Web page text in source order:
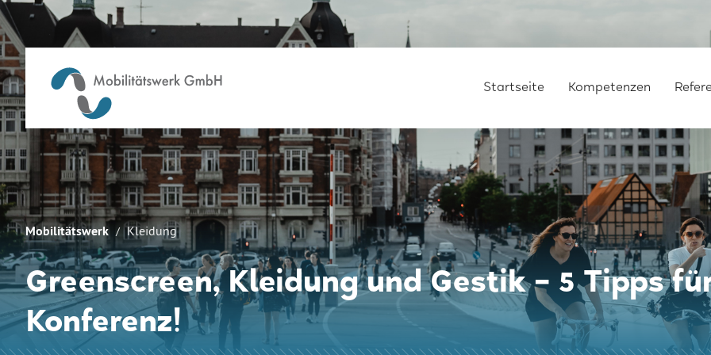
Startseite Kompetenzen
Mobilitätswerk Kleidung
Greenscreen, Kleidung und Gestik – 5 Tipps
Konferenz!